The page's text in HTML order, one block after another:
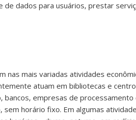
de dados para usuários, prestar
nas mais variadas atividades
atuam em bibliotecas e
empresas de
horário fixo. Em algumas